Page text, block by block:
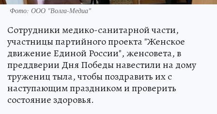
Фото: ООО "Волга-Медиа"
Сотрудники медико-санитарной части,
участницы партийного проекта "Женское
движение Единой России", женсовета, в
преддверии Дня Победы навестили на дому
тружениц тыла, чтобы поздравить их с
наступающим праздником и проверить
состояние здоровья.